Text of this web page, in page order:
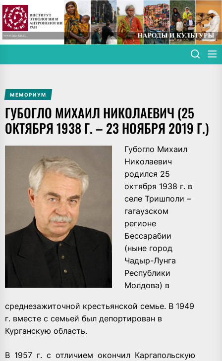
Skip
to
the
content
МЕМОРИУМ
ГУБОГЛО МИХАИЛ НИКОЛАЕВИЧ (25
ОКТЯБРЯ 1938 Г. – 23 НОЯБРЯ 2019 Г.)
Губогло Михаил
Николаевич
родился 25
октября 1938 г. в
селе Тришполи –
гагаузском
регионе
Бессарабии
(ныне город
Чадыр-Лунга
Республики
Молдова) в
среднезажиточной крестьянской семье. В 1949
г. вместе с семьей был депортирован в
Курганскую область.
В 1957 г. с отличием окончил Каргапольскую